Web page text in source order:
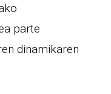
parte
dinamikaren